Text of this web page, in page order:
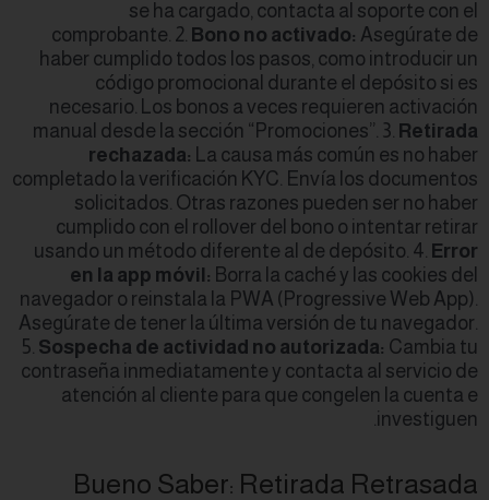
se ha
comprobante. 2.
haber cumplido
código
necesario. Los
manual desde la
completado la
solicitados.
cumplido con
usando un
en la app
navegador o
Asegúrate de
5.Sospecha de
contraseña
atención al
Bueno